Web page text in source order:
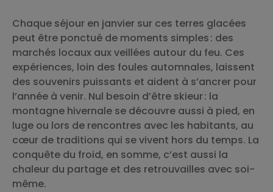
Chaque séjour en janvier sur ces terres glacées
peut être ponctué de moments simples : des
marchés locaux aux veillées autour du feu. Ces
expériences, loin des foules automnales, laissent
des souvenirs puissants et aident à s’ancrer pour
l’année à venir. Nul besoin d’être skieur : la
montagne hivernale se découvre aussi à pied, en
luge ou lors de rencontres avec les habitants, au
cœur de traditions qui se vivent hors du temps. La
conquête du froid, en somme, c’est aussi la
chaleur du partage et des retrouvailles avec soi-
même.